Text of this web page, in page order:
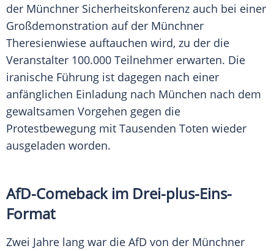
der Münchner Sicherheitskonferenz auch bei einer
Großdemonstration auf der Münchner
Theresienwiese auftauchen wird, zu der die
Veranstalter 100.000 Teilnehmer erwarten. Die
iranische Führung ist dagegen nach einer
anfänglichen Einladung nach München nach dem
gewaltsamen Vorgehen gegen die
Protestbewegung mit Tausenden Toten wieder
ausgeladen worden.
AfD-Comeback im Drei-plus-Eins-
Format
Zwei Jahre lang war die AfD von der Münchner